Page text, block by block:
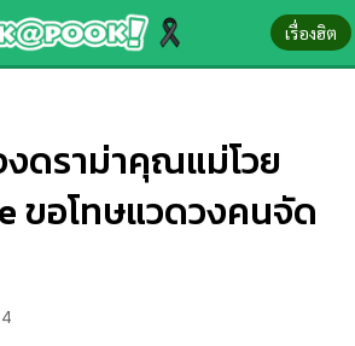
เรื่องฮิต
งดราม่าคุณแม่โวย
ขอโทษแวดวงคนจัด